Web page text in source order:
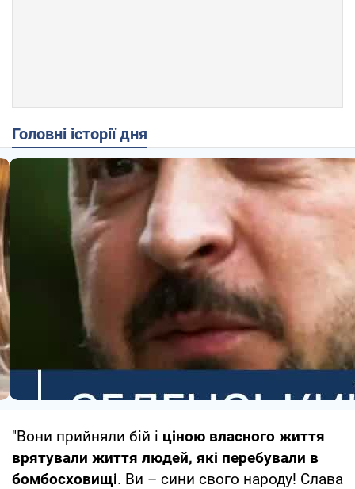
Головні історії дня
"Вони прийняли бій і ціною власного життя
врятували життя людей, які перебували в
бомбосховищі. Ви – сини свого народу! Слава